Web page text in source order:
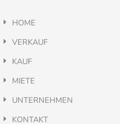
HOME
VERKAUF
KAUF
MIETE
UNTERNEHMEN
KONTAKT